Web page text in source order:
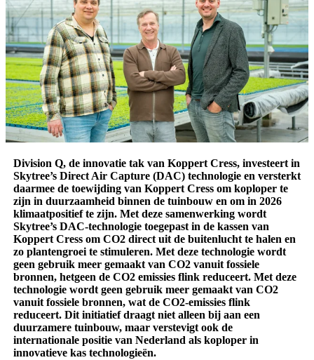
Division Q, de innovatie tak van Koppert Cress, investeert in
Skytree’s Direct Air Capture (DAC) technologie en versterkt
daarmee de toewijding van Koppert Cress om koploper te
zijn in duurzaamheid binnen de tuinbouw en om in 2026
klimaatpositief te zijn. Met deze samenwerking wordt
Skytree’s DAC-technologie toegepast in de kassen van
Koppert Cress om CO2 direct uit de buitenlucht te halen en
zo plantengroei te stimuleren. Met deze technologie wordt
geen gebruik meer gemaakt van CO2 vanuit fossiele
bronnen, hetgeen de CO2 emissies flink reduceert. Met deze
technologie wordt geen gebruik meer gemaakt van CO2
vanuit fossiele bronnen, wat de CO2-emissies flink
reduceert. Dit initiatief draagt niet alleen bij aan een
duurzamere tuinbouw, maar verstevigt ook de
internationale positie van Nederland als koploper in
innovatieve kas technologieën.